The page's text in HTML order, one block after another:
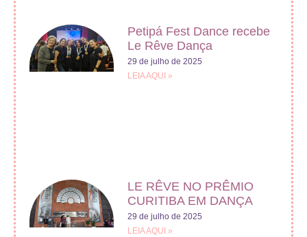
Petipá Fest Dance recebe
Le Rêve Dança
29 de julho de 2025
LEIA AQUI »
LE RÊVE NO PRÊMIO
CURITIBA EM DANÇA
29 de julho de 2025
LEIA AQUI »